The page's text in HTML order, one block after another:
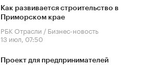
Как развивается строительство в
Приморском крае
РБК Отрасли / Бизнес-новость
13 июл, 07:50
Проект для предпринимателей